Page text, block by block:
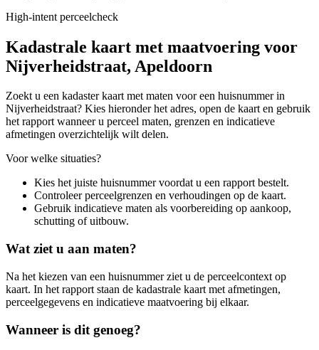
High-intent perceelcheck
Kadastrale kaart met maatvoering voor
Nijverheidstraat, Apeldoorn
Zoekt u een kadaster kaart met maten voor een huisnummer in
Nijverheidstraat? Kies hieronder het adres, open de kaart en gebruik
het rapport wanneer u perceel maten, grenzen en indicatieve
afmetingen overzichtelijk wilt delen.
Voor welke situaties?
Kies het juiste huisnummer voordat u een rapport bestelt.
Controleer perceelgrenzen en verhoudingen op de kaart.
Gebruik indicatieve maten als voorbereiding op aankoop,
schutting of uitbouw.
Wat ziet u aan maten?
Na het kiezen van een huisnummer ziet u de perceelcontext op
kaart. In het rapport staan de kadastrale kaart met afmetingen,
perceelgegevens en indicatieve maatvoering bij elkaar.
Wanneer is dit genoeg?